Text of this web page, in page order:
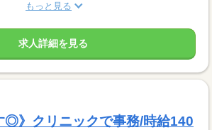
もっと見る
求人詳細を見る
◎》クリニックで事務/時給140